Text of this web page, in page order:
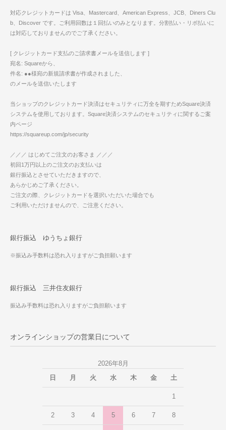
対応クレジットカードは Visa、Mastercard、American Express、JCB、Diners Clu
b、Discover です。ご利用回数は１回払いのみとなります。分割払い・リボ払いに
は対応しておりませんのでご了承ください。
[ クレジットカード支払のご請求書メールを送信します ]
宛名: Squareから、
件名: ●●様宛の新規請求書が作成されました、
のメールを送信いたします
当ショップのクレジットカード決済はセキュリティに万全を期すためSquare決済
システムを使用しております。Square決済システムのセキュリティに関するご案
内ページ
https://squareup.com/jp/security
／／／ はじめてご注文のお客さま ／／／
初回1万円以上のご注文のお支払いは
銀行振込とさせていただきますので、
あらかじめご了承ください。
ご注文の際、クレジットカードを選択いただいた場合でも
ご利用いただけませんので、ご注意ください。
銀行振込 ゆうちょ銀行
※振込み手数料は恐れ入りますがご負担願います
銀行振込 三井住友銀行
振込み手数料は恐れ入りますがご負担願います
オンラインショップの営業日について
2026年8月
日
月 火 水 木 金 土
1
2 3 4 5 6 7 8